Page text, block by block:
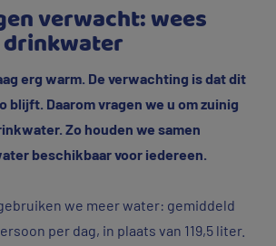
verwacht: wees
erg warm. De verwachting is dat dit
blijft. Daarom vragen we u om zuinig
Zo houden we samen
beschikbaar voor iedereen.
we meer water: gemiddeld
per dag, in plaats van 119,5 liter.